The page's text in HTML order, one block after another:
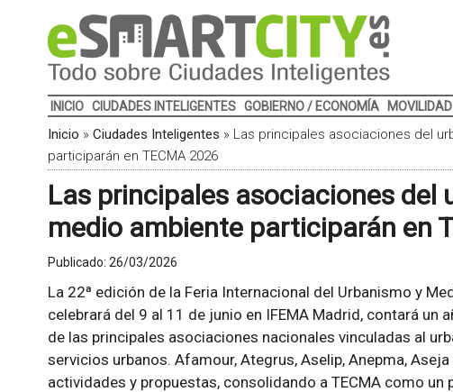
INICIO CIUDADES INTELIGENTES GOBIERNO / ECONOMÍA MOVILIDAD
Inicio » Ciudades Inteligentes » Las principales asociaciones del
participarán en TECMA 2026
Las principales asociaciones del
medio ambiente participarán en
Publicado: 26/03/2026
La 22ª edición de la Feria Internacional del Urbanismo y
celebrará del 9 al 11 de junio en IFEMA Madrid, contará un
de las principales asociaciones nacionales vinculadas al
servicios urbanos. Afamour, Ategrus, Aselip, Anepma,
actividades y propuestas, consolidando a TECMA como